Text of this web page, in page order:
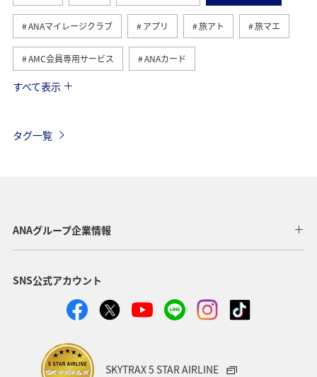
ANAマイレージクラブ アプリ 旅アト 旅マエ
AMC会員専用サービス ANAカード
ショッピング＆ライフ
すべて表示
タグ一覧
ANAグループ企業情報
SNS公式アカウント
SKYTRAX 5 STAR AIRLINE